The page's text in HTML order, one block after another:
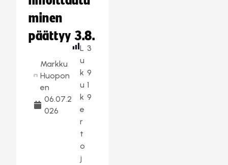
minen
päättyy 3.8.
Markku
Huopon
en
06.07.2
026
L
u
k
u
k
e
r
t
o
j
3
9
1
9